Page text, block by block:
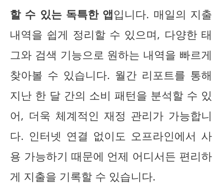
할 수 있는 독특한 앱입니다. 매일의 지출
내역을 쉽게 정리할 수 있으며, 다양한 태
그와 검색 기능으로 원하는 내역을 빠르게
찾아볼 수 있습니다. 월간 리포트를 통해
지난 한 달 간의 소비 패턴을 분석할 수 있
어, 더욱 체계적인 재정 관리가 가능합니
다. 인터넷 연결 없이도 오프라인에서 사
용 가능하기 때문에 언제 어디서든 편리하
게 지출을 기록할 수 있습니다.